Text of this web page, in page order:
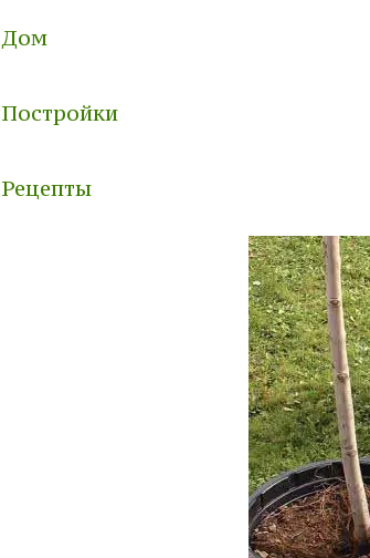
Дом
Постройки
Рецепты